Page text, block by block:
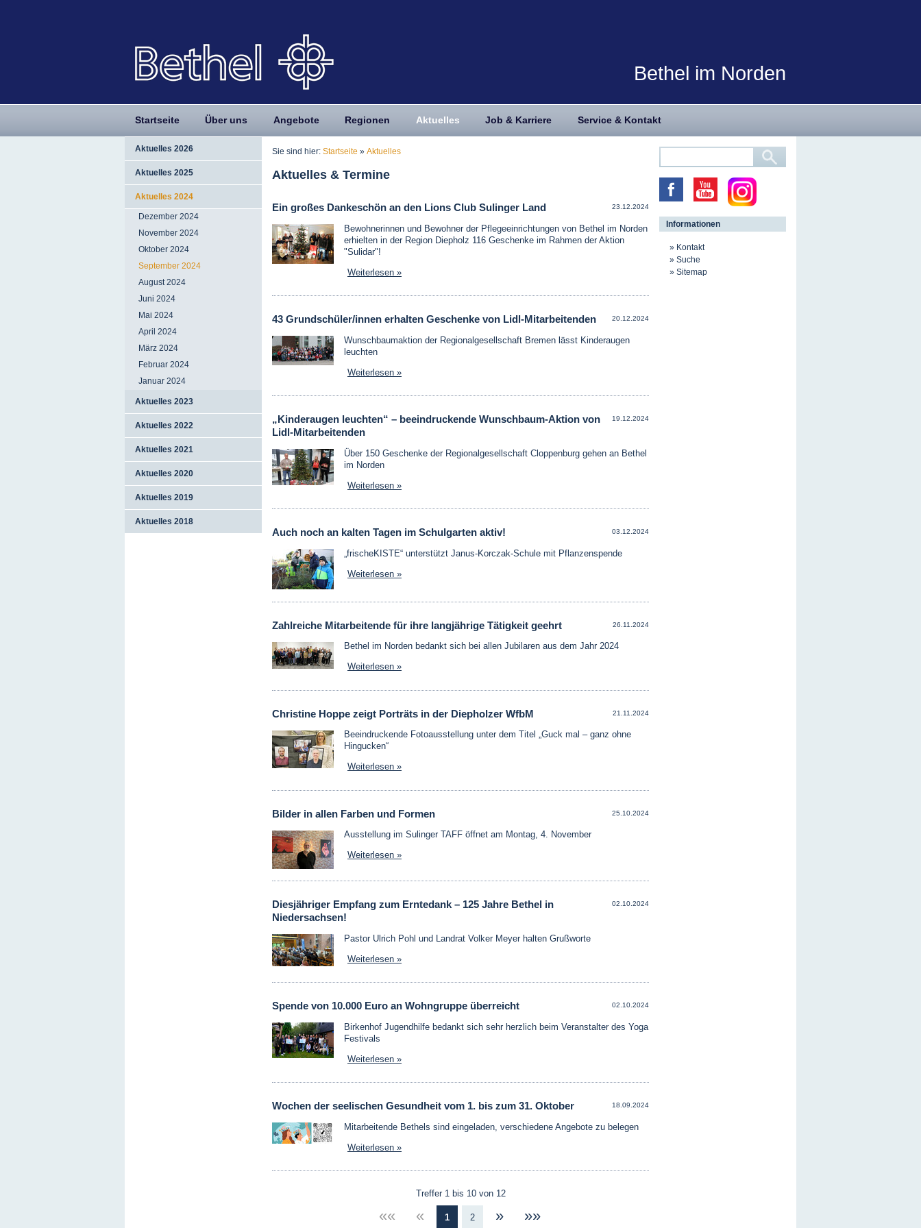
Bethel im Norden
Startseite Über uns Angebote Regionen Aktuelles Job & Karriere Service & Kontakt
Aktuelles 2026
Aktuelles 2025
Aktuelles 2024
Dezember 2024
November 2024
Oktober 2024
September 2024
August 2024
Juni 2024
Mai 2024
April 2024
März 2024
Februar 2024
Januar 2024
Aktuelles 2023
Aktuelles 2022
Aktuelles 2021
Aktuelles 2020
Aktuelles 2019
Aktuelles 2018
Sie sind hier: Startseite » Aktuelles
Aktuelles & Termine
23.12.2024
Ein großes Dankeschön an den Lions Club Sulinger Land
Bewohnerinnen und Bewohner der Pflegeeinrichtungen von Bethel im Norden
erhielten in der Region Diepholz 116 Geschenke im Rahmen der Aktion
"Sulidar"!
Weiterlesen »
20.12.2024
43 Grundschüler/innen erhalten Geschenke von Lidl-Mitarbeitenden
Wunschbaumaktion der Regionalgesellschaft Bremen lässt Kinderaugen
leuchten
Weiterlesen »
19.12.2024
„Kinderaugen leuchten“ – beeindruckende Wunschbaum-Aktion von
Lidl-Mitarbeitenden
Über 150 Geschenke der Regionalgesellschaft Cloppenburg gehen an Bethel
im Norden
Weiterlesen »
03.12.2024
Auch noch an kalten Tagen im Schulgarten aktiv!
„frischeKISTE“ unterstützt Janus-Korczak-Schule mit Pflanzenspende
Weiterlesen »
26.11.2024
Zahlreiche Mitarbeitende für ihre langjährige Tätigkeit geehrt
Bethel im Norden bedankt sich bei allen Jubilaren aus dem Jahr 2024
Weiterlesen »
21.11.2024
Christine Hoppe zeigt Porträts in der Diepholzer WfbM
Beeindruckende Fotoausstellung unter dem Titel „Guck mal – ganz ohne
Hingucken“
Weiterlesen »
25.10.2024
Bilder in allen Farben und Formen
Ausstellung im Sulinger TAFF öffnet am Montag, 4. November
Weiterlesen »
02.10.2024
Diesjähriger Empfang zum Erntedank – 125 Jahre Bethel in
Niedersachsen!
Pastor Ulrich Pohl und Landrat Volker Meyer halten Grußworte
Weiterlesen »
02.10.2024
Spende von 10.000 Euro an Wohngruppe überreicht
Birkenhof Jugendhilfe bedankt sich sehr herzlich beim Veranstalter des Yoga
Festivals
Weiterlesen »
18.09.2024
Wochen der seelischen Gesundheit vom 1. bis zum 31. Oktober
Mitarbeitende Bethels sind eingeladen, verschiedene Angebote zu belegen
Weiterlesen »
Treffer 1 bis 10 von 12
«« « 1 2 » »»
Informationen
Kontakt
Suche
Sitemap